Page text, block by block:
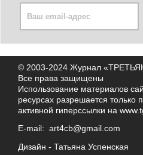
© 2003-2024 Журнал
Все права защищены
Использование материалов
ресурсах разрешается только
активной гиперссылки на
E-mail: art4cb@gmail.com
Дизайн - Татьяна Успенская